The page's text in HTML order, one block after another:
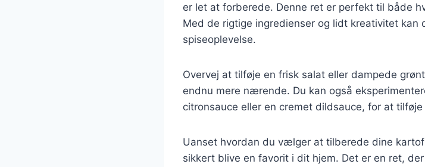
er let at forberede. Denne ret er perfekt til både
Med de rigtige ingredienser og lidt kreativitet kan
spiseoplevelse.
Overvej at tilføje en frisk salat eller dampede
endnu mere nærende. Du kan også
citronsauce eller en cremet dildsauce, for at
Uanset hvordan du vælger at tilberede dine
sikkert blive en favorit i dit hjem. Det er en ret,